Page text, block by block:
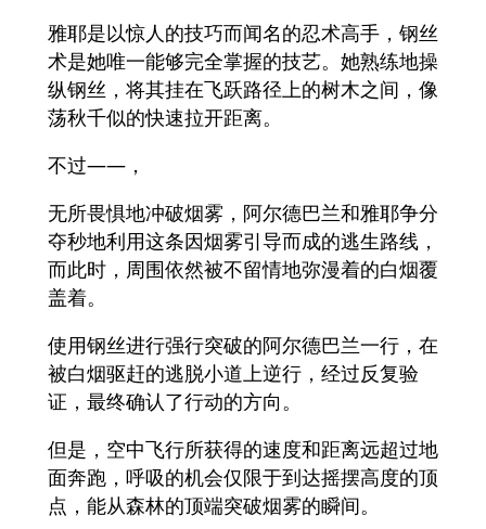
雅耶是以惊人的技巧而闻名的忍术高手，钢丝
术是她唯一能够完全掌握的技艺。她熟练地操
纵钢丝，将其挂在飞跃路径上的树木之间，像
荡秋千似的快速拉开距离。
不过——，
无所畏惧地冲破烟雾，阿尔德巴兰和雅耶争分
夺秒地利用这条因烟雾引导而成的逃生路线，
而此时，周围依然被不留情地弥漫着的白烟覆
盖着。
使用钢丝进行强行突破的阿尔德巴兰一行，在
被白烟驱赶的逃脱小道上逆行，经过反复验
证，最终确认了行动的方向。
但是，空中飞行所获得的速度和距离远超过地
面奔跑，呼吸的机会仅限于到达摇摆高度的顶
点，能从森林的顶端突破烟雾的瞬间。